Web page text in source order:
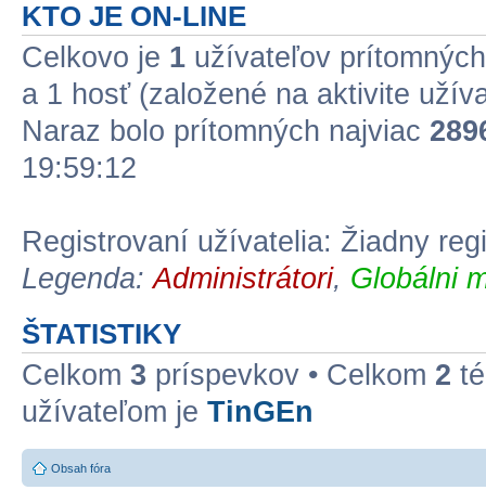
KTO JE ON-LINE
Celkovo je 1 užívateľov
a 1 hosť (založené na aktivite
Naraz bolo prítomných najviac
19:59:12
Registrovaní užívatelia: Žiadny
Legenda:Administrátori, Globálni
ŠTATISTIKY
Celkom 3 príspevkov • Celkom 2
užívateľom je TinGEn
Obsah fóra